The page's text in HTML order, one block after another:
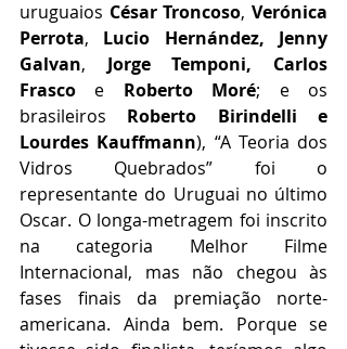
uruguaios César Troncoso, Verónica
Perrota, Lucio Hernández, Jenny
Galvan, Jorge Temponi, Carlos
Frasco e Roberto Moré; e os
brasileiros Roberto Birindelli e
Lourdes Kauffmann), “A Teoria dos
Vidros Quebrados” foi o
representante do Uruguai no último
Oscar. O longa-metragem foi inscrito
na categoria Melhor Filme
Internacional, mas não chegou às
fases finais da premiação norte-
americana. Ainda bem. Porque se